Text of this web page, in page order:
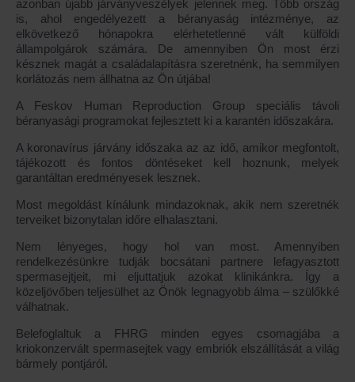
azonban újabb járványveszélyek jelennek meg. Több ország
is, ahol engedélyezett a béranyaság intézménye, az
elkövetkező hónapokra elérhetetlenné vált külföldi
állampolgárok számára. De amennyiben Ön most érzi
késznek magát a családalapításra szeretnénk, ha semmilyen
korlátozás nem állhatna az Ön útjába!
A Feskov Human Reproduction Group speciális távoli
béranyasági programokat fejlesztett ki a karantén időszakára.
A koronavírus járvány időszaka az az idő, amikor megfontolt,
tájékozott és fontos döntéseket kell hoznunk, melyek
garantáltan eredményesek lesznek.
Most megoldást kínálunk mindazoknak, akik nem szeretnék
terveiket bizonytalan időre elhalasztani.
Nem lényeges, hogy hol van most. Amennyiben
rendelkezésünkre tudják bocsátani partnere lefagyasztott
spermasejtjeit, mi eljuttatjuk azokat klinikánkra. Így a
közeljövőben teljesülhet az Önök legnagyobb álma – szülőkké
válhatnak.
Belefoglaltuk a FHRG minden egyes csomagjába a
kriokonzervált spermasejtek vagy embriók elszállítását a világ
bármely pontjáról.